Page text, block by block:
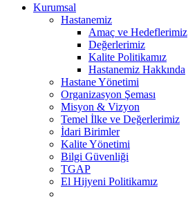
Kurumsal
Hastanemiz
Amaç ve Hedeflerimiz
Değerlerimiz
Kalite Politikamız
Hastanemiz Hakkında
Hastane Yönetimi
Organizasyon Şeması
Misyon & Vizyon
Temel İlke ve Değerlerimiz
İdari Birimler
Kalite Yönetimi
Bilgi Güvenliği
TGAP
El Hijyeni Politikamız